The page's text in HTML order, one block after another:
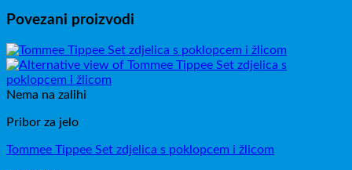
Povezani proizvodi
Nema na zalihi
Pribor za jelo
Tommee Tippee Set zdjelica s poklopcem i žlicom